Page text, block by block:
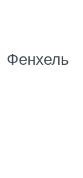
Фенхель